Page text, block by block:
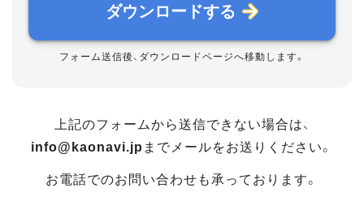
ダウンロードする
フォーム送信後、ダウンロードページへ移動します。
上記のフォームから送信できない場合は、
info@kaonavi.jp までメールをお送りください。
お電話でのお問い合わせも承っております。